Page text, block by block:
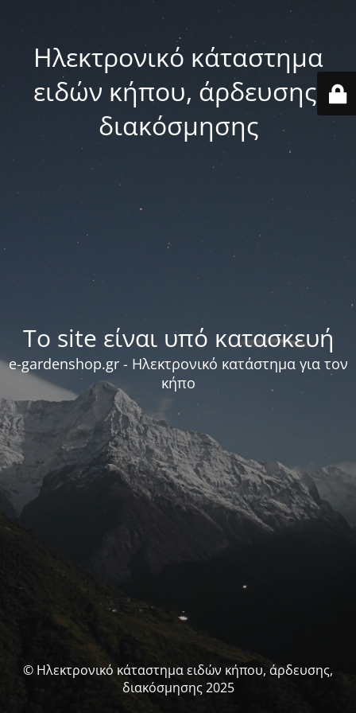
Ηλεκτρονικό κάταστημα
ειδών κήπου, άρδευσης,
διακόσμησης
Το site είναι υπό κατασκευή
e-gardenshop.gr - Ηλεκτρονικό κατάστημα για τον
κήπο
© Ηλεκτρονικό κάταστημα ειδών κήπου, άρδευσης,
διακόσμησης 2025